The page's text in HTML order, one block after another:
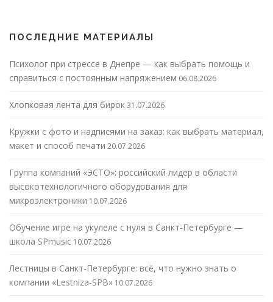
ПОСЛЕДНИЕ МАТЕРИАЛЫ
Психолог при стрессе в Днепре — как выбрать помощь и
справиться с постоянным напряжением 06.08.2026
Хлопковая лента для бирок 31.07.2026
Кружки с фото и надписями на заказ: как выбрать материал,
макет и способ печати 20.07.2026
Группа компаний «ЭСТО»: российский лидер в области
высокотехнологичного оборудования для
микроэлектроники 10.07.2026
Обучение игре на укулеле с нуля в Санкт-Петербурге —
школа SPmusic 10.07.2026
Лестницы в Санкт-Петербурге: всё, что нужно знать о
компании «Lestniza-SPB» 10.07.2026